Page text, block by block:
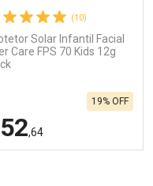
(10)
Solar Infantil Facial
Care FPS 70 Kids 12g
52,64
19% OFF